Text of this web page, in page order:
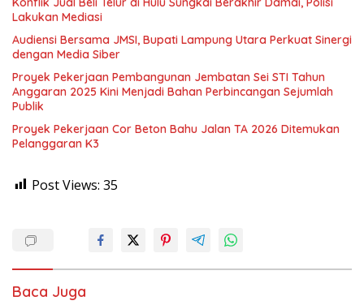
Lakukan Mediasi
Audiensi Bersama JMSI, Bupati Lampung Utara Perkuat Sinergi
dengan Media Siber
Proyek Pekerjaan Pembangunan Jembatan Sei STI Tahun
Anggaran 2025 Kini Menjadi Bahan Perbincangan Sejumlah
Publik
Proyek Pekerjaan Cor Beton Bahu Jalan TA 2026 Ditemukan
Pelanggaran K3
Post Views: 35
Baca Juga